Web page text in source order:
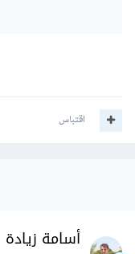
اقتباس
أسامة زيادة